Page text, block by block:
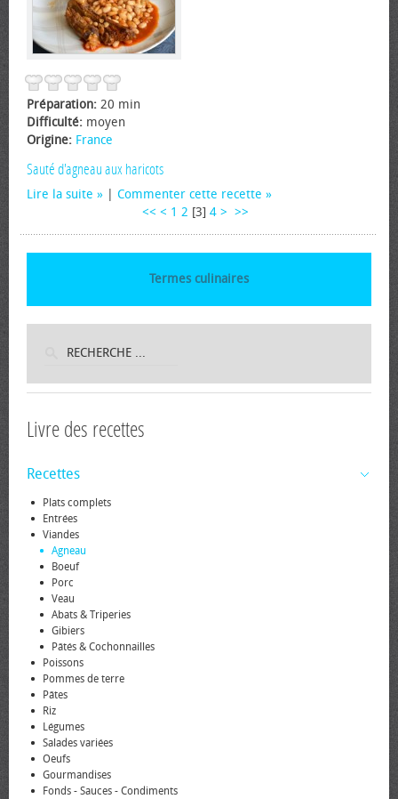
Préparation: 20 min
Difficulté: moyen
Origine: France
Sauté d'agneau aux haricots
Lire la suite
Commenter cette recette
<< < 1 2 [3] 4 > >>
Termes culinaires
Livre des recettes
Recettes
Plats complets
Entrées
Viandes
Agneau
Boeuf
Porc
Veau
Abats & Triperies
Gibiers
Pâtés & Cochonnailles
Poissons
Pommes de terre
Pâtes
Riz
Légumes
Salades variées
Oeufs
Gourmandises
Fonds - Sauces - Condiments